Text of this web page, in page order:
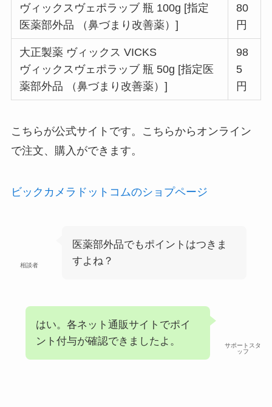
ヴィックスヴェポラッブ 瓶 100g [指定
医薬部外品 （鼻づまり改善薬）]
80
円
大正製薬 ヴィックス VICKS
ヴィックスヴェポラッブ 瓶 50g [指定医
薬部外品 （鼻づまり改善薬）]
98
5
円
こちらが公式サイトです。こちらからオンライン
で注文、購入ができます。
ビックカメラドットコムのショプページ
相談者
医薬部外品でもポイントはつきま
すよね？
サポートスタ
ッフ
はい。各ネット通販サイトでポイ
ント付与が確認できましたよ。